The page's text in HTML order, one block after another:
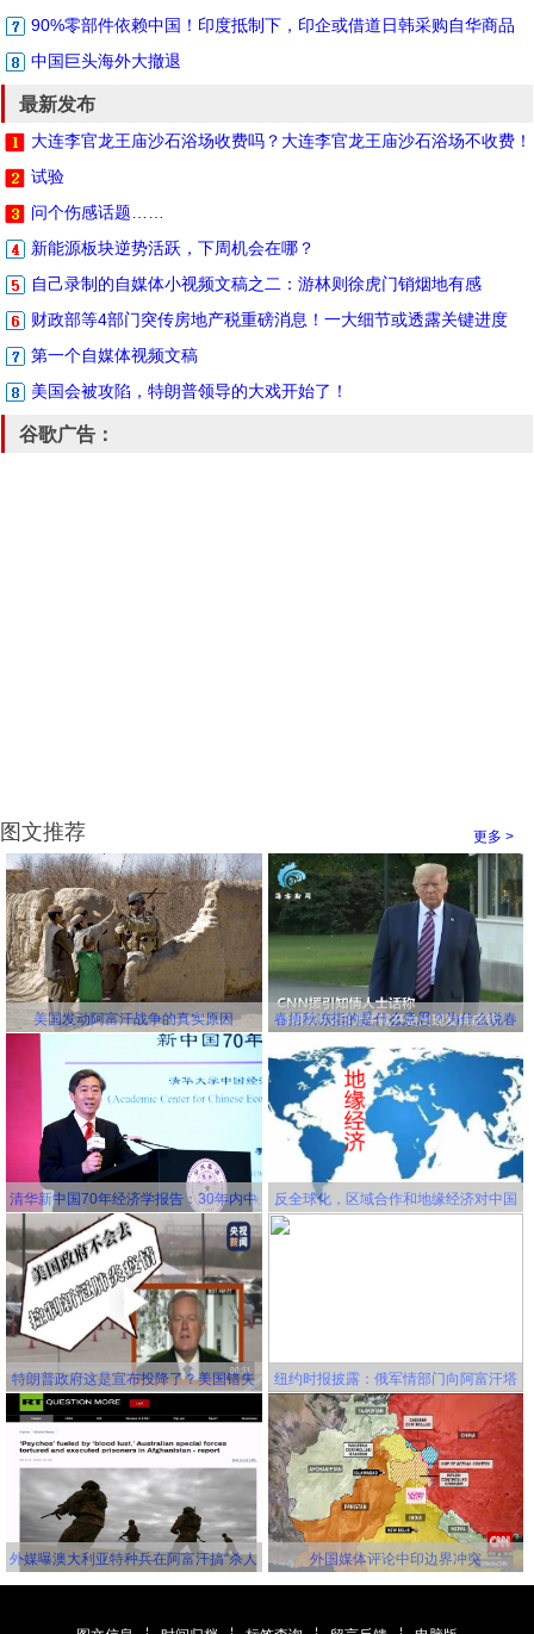
90%零部件依赖中国！印度抵制下，印企或借道日韩采购自华商品
中国巨头海外大撤退
最新发布
大连李官龙王庙沙石浴场收费吗？大连李官龙王庙沙石浴场不收费！
试验
问个伤感话题……
新能源板块逆势活跃，下周机会在哪？
自己录制的自媒体小视频文稿之二：游林则徐虎门销烟地有感
财政部等4部门突传房地产税重磅消息！一大细节或透露关键进度
第一个自媒体视频文稿
美国会被攻陷，特朗普领导的大戏开始了！
谷歌广告：
更多 >
图文推荐
美国发动阿富汗战争的真实原因
春捂秋冻指的是什么意思？为什么说春
杂病
清华新中国70年经济学报告：30年内中
国将成为世界第一大经济体
反全球化，区域合作和地缘经济对中国
特朗普政府这是宣布投降了？美国错失
延缓新冠病毒传播的机会，并且还要一
错再错！
纽约时报披露：俄军情部门向阿富汗塔
利班关联组织秘密提供赏金，鼓励他们
击杀美军
外媒曝澳大利亚特种兵在阿富汗搞“杀人
外国媒体评论中印边界冲突